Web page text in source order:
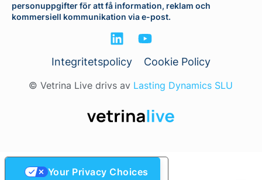
personuppgifter för att få information, reklam och
kommersiell kommunikation via e-post.
Integritetspolicy Cookie Policy
© Vetrina Live drivs av Lasting Dynamics SLU
Your Privacy Choices